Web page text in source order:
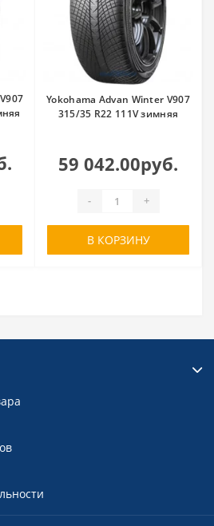
Yokohama Advan Winter V907
315/35 R22 111V зимняя
59 042.00руб.
- +
В КОРЗИНУ